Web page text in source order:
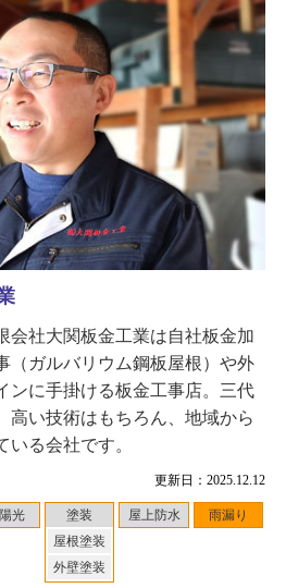
更新日：2025.12.12
光
塗装
屋根塗装
外壁塗装
屋上防水 雨漏り
会社大関板金工業は自社板金加
（ガルバリウム鋼板屋根）や外
ンに手掛ける板金工事店。三代
高い技術はもちろん、地域から
る会社です。